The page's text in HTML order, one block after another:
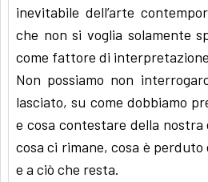
inevitabile dell’arte
che non si voglia solamente
come fattore di
Non possiamo non
lasciato, su come dobbiamo
e cosa contestare della
cosa ci rimane, cosa è
e a ciò che resta.